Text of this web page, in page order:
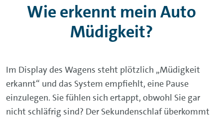
Wie erkennt mein Auto
Müdigkeit?
Im Display des Wagens steht plötzlich „Müdigkeit
erkannt“ und das System empfiehlt, eine Pause
einzulegen. Sie fühlen sich ertappt, obwohl Sie gar
nicht schläfrig sind? Der Sekundenschlaf überkommt